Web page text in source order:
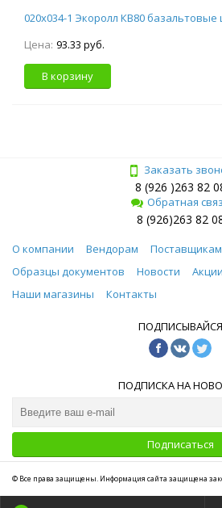
020х034-1 Экоролл КВ80
Цена: 93.33 руб.
В корзину
Заказать
8 (926 )263 82
Обратная
8 (926)263 82
О компании Вендорам
Поставщикам
Образцы документов
Новости Акции
Наши магазины
Контакты
ПОДПИСЫВАЙСЯ
ПОДПИСКА НА
Подписаться
© Все права защищены. Информация сайта защищена